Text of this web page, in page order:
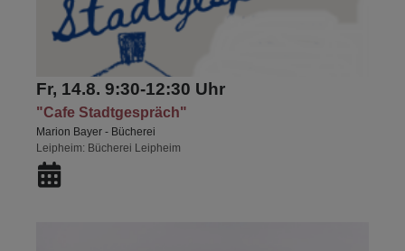
Fr, 14.8. 9:30-12:30 Uhr
"Cafe Stadtgespräch"
Marion Bayer - Bücherei
Leipheim
Bücherei Leipheim